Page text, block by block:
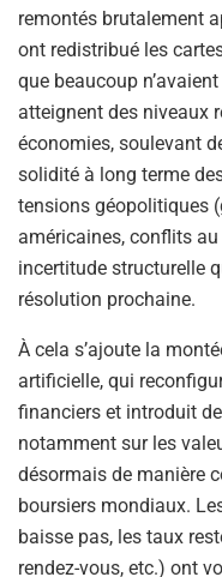
remontés brutalement
ont redistribué les
que beaucoup
atteignent des niveaux
économies, soulevant
solidité à long terme
tensions géopolitiques
américaines, conflits
incertitude structurelle
résolution prochaine.
À cela s’ajoute la
artificielle, qui
financiers et introduit
notamment sur les
désormais de manière
boursiers mondiaux.
baisse pas, les taux
rendez-vous, etc.) ont